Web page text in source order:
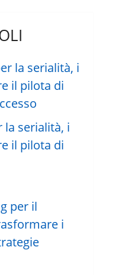
la serialità, i
il pilota di